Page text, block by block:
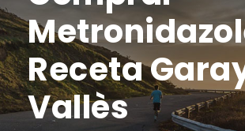
Receta
Vallès